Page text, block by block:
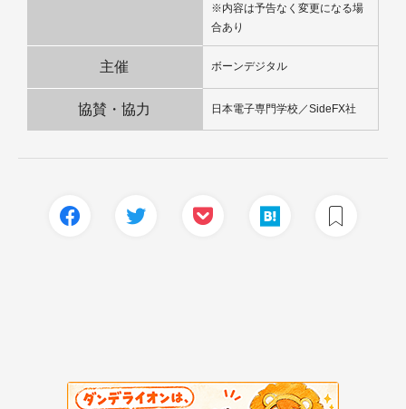
※内容は予告なく変更になる場
合あり
主催 ボーンデジタル
協賛・協力 日本電子専門学校／SideFX社